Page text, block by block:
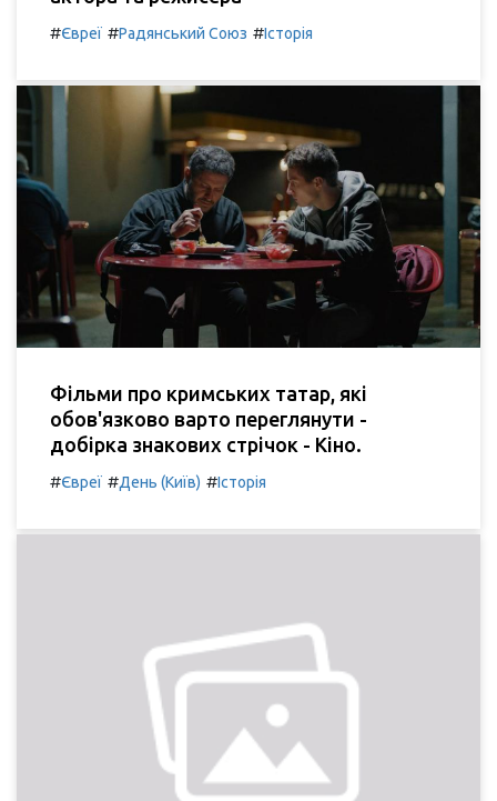
#Євреї #Радянський Союз #Історія
Фільми про кримських татар, які
обов'язково варто переглянути -
добірка знакових стрічок - Кіно.
#Євреї #День (Київ) #Історія